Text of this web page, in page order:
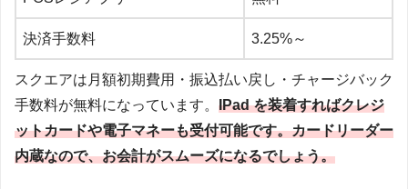
決済手数料 3.25%～
スクエアは月額初期費用・振込払い戻し・チャージバック
手数料が無料になっています。 IPad を装着すればクレジ
ットカードや電子マネーも受付可能です。カードリーダー
内蔵なので、お会計がスムーズになるでしょう。